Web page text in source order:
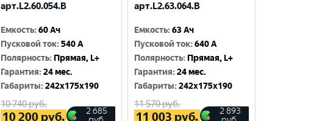
арт.L2.60.054.B
Емкость:60 Ач
Пусковой ток:540 A
Полярность: Прямая, L+
Гарантия:24 мес.
Габариты:242x175x190
10 740руб.
10 200 руб.
2 685
арт.L2.63.064.B
Емкость:63 Ач
Пусковой ток:640 A
Полярность: Прямая, L+
Гарантия:24 мес.
Габариты:242x175x190
11 570руб.
11 003 руб.
2 893